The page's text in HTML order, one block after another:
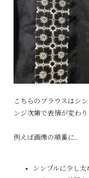
こちらのブラウスはシ
ンジ次第で表情が変わり
例えば画像の順番に..
シンプルに少し